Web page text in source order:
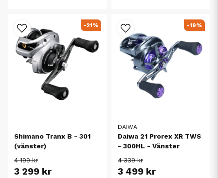
Shimano Tranx B - 301
(vänster)
4 199 kr
3 299 kr
-21%
DAIWA
Daiwa 21 Prorex XR TWS
- 300HL - Vänster
4 339 kr
3 499 kr
-19%